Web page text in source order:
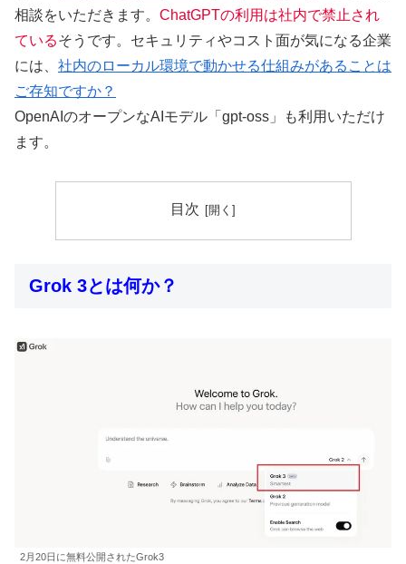
相談をいただきます。 ChatGPTの利用は社内で禁止され
ているそうです。セキュリティやコスト面が気になる企業
には、 社内のローカル環境で動かせる仕組みがあることは
ご存知ですか？
OpenAIのオープンなAIモデル「gpt-oss」も利用いただけ
ます。
目次
Grok 3とは何か？
2月20日に無料公開されたGrok3